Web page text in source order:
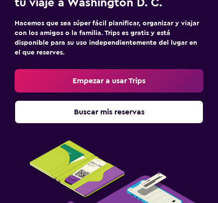
tu viaje a Washington D. C.
Hacemos que sea súper fácil planificar, organizar y viajar
con los amigos o la familia. Trips es gratis y está
disponible para su uso independientemente del lugar en
el que reserves.
Empezar a usar Trips
Buscar mis reservas